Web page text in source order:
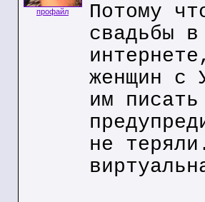
профайл
Потому
свадьбы
женщин с
им
не